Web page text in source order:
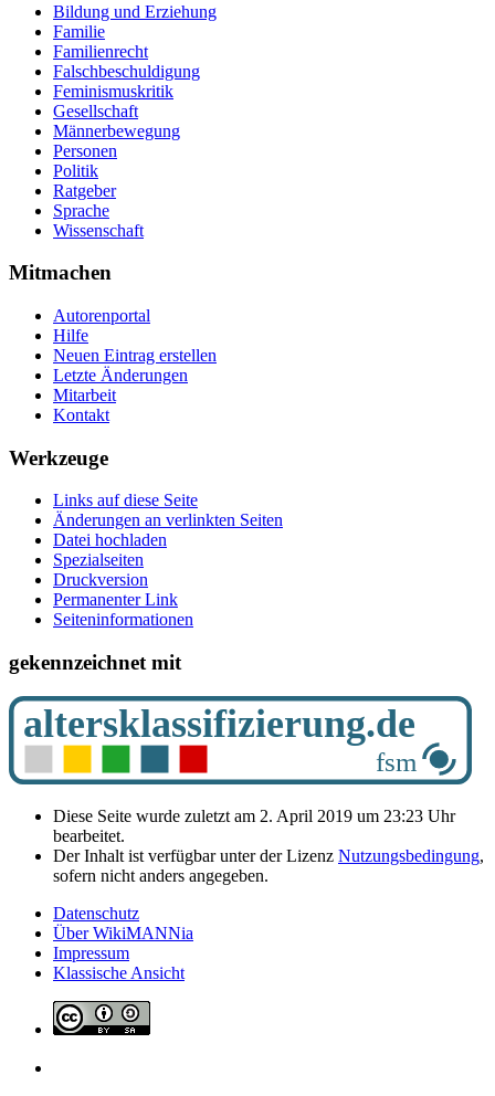
Bildung und Erziehung
Familie
Familienrecht
Falschbeschuldigung
Feminismuskritik
Gesellschaft
Männerbewegung
Personen
Politik
Ratgeber
Sprache
Wissenschaft
Mitmachen
Autorenportal
Hilfe
Neuen Eintrag erstellen
Letzte Änderungen
Mitarbeit
Kontakt
Werkzeuge
Links auf diese Seite
Änderungen an verlinkten Seiten
Datei hochladen
Spezialseiten
Druckversion
Permanenter Link
Seiten­­informationen
gekennzeichnet mit
Diese Seite wurde zuletzt am 2. April 2019 um 23:23 Uhr
bearbeitet.
Der Inhalt ist verfügbar unter der Lizenz Nutzungsbedingung,
sofern nicht anders angegeben.
Datenschutz
Über WikiMANNia
Impressum
Klassische Ansicht